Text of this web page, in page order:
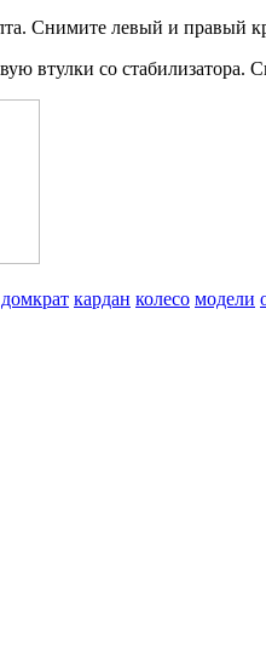
Сними­те левый и правый
втулки со стабилизатора.
домкрат кардан колесо модели